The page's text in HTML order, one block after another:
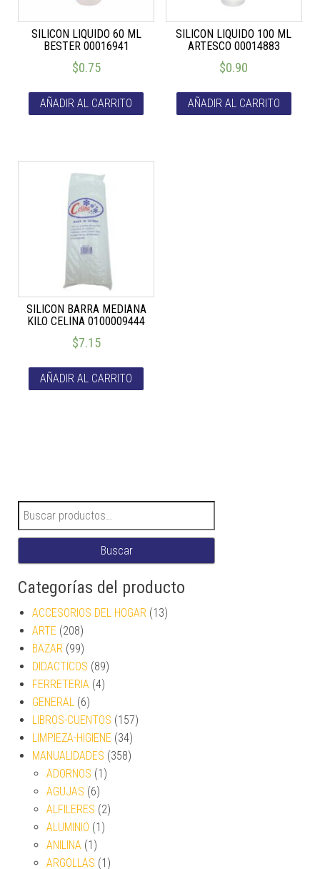
SILICON LIQUIDO 60 ML
BESTER 00016941
$0.75
AÑADIR AL CARRITO
SILICON LIQUIDO 100 ML
ARTESCO 00014883
$0.90
AÑADIR AL CARRITO
SILICON BARRA MEDIANA
KILO CELINA 0100009444
$7.15
AÑADIR AL CARRITO
Buscar por:
Buscar
Categorías del producto
ACCESORIOS DEL HOGAR (13)
ARTE (208)
BAZAR (99)
DIDACTICOS (89)
FERRETERIA (4)
GENERAL (6)
LIBROS-CUENTOS (157)
LIMPIEZA-HIGIENE (34)
MANUALIDADES (358)
ADORNOS (1)
AGUJAS (6)
ALFILERES (2)
ALUMINIO (1)
ANILINA (1)
ARGOLLAS (1)